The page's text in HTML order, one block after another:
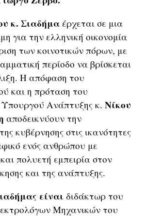
κ. Σιαδήμα έρχεται σε μια
για την ελληνική οικονομία
των κοινοτικών πόρων, με
περίοδο να βρίσκεται
Η απόφαση του
και η πρόταση του
Ανάπτυξης κ.Νίκου
αποδεικνύουν την
κυβέρνησης στις ικανότητες
ενός ανθρώπου με
πολυετή εμπειρία στον
και της ανάπτυξης.
είναι διδάκτωρ του
Μηχανικών του